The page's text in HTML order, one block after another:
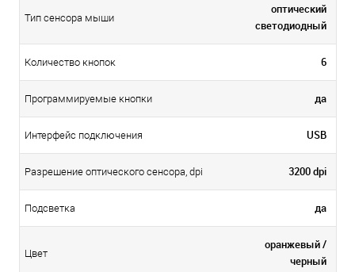
Тип сенсора мыши
оптический
светодиодный
Количество кнопок 6
Программируемые кнопки да
Интерфейс подключения USB
Разрешение оптического сенсора, dpi 3200 dpi
Подсветка да
Цвет
оранжевый /
черный